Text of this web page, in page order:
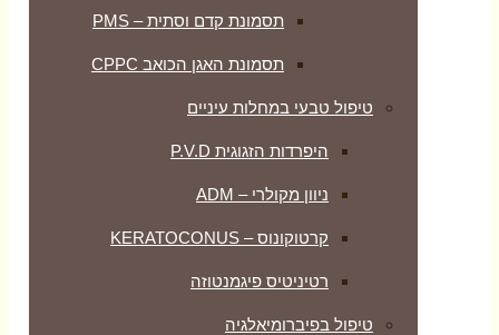
תסמונת קדם וסתית – PMS
תסמונת האגן הכואב CPPC
טיפול טבעי במחלות עיניים
היפרדות הזגוגית P.V.D
ניוון מקולרי – ADM
קרטוקונוס – KERATOCONUS
רטיניטיס פיגמנטוזה
טיפול בפיברומיאלגיה